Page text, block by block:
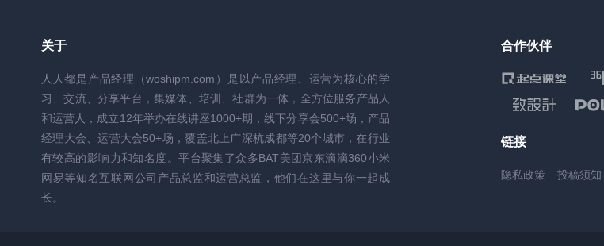
关于
人人都是产品经理（woshipm.com）是以产品经理、运营为核心的学
习、交流、分享平台，集媒体、培训、社群为一体，全方位服务产品人
和运营人，成立12年举办在线讲座1000+期，线下分享会500+场，产品
经理大会、运营大会50+场，覆盖北上广深杭成都等20个城市，在行业
有较高的影响力和知名度。平台聚集了众多BAT美团京东滴滴360小米
网易等知名互联网公司产品总监和运营总监，他们在这里与你一起成
长。
合作伙伴
链接
隐私政策 投稿须知